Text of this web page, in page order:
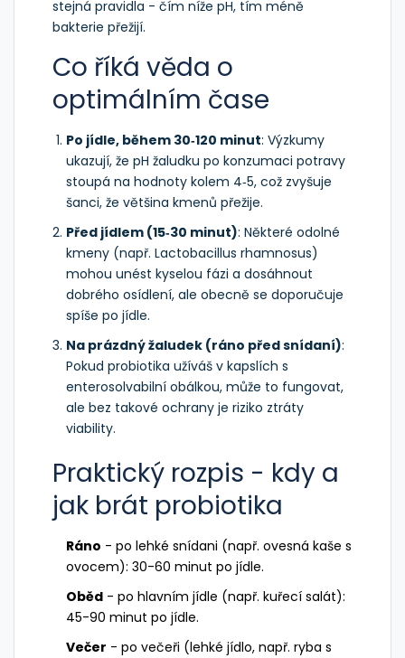
stejná pravidla - čím níže pH, tím méně
bakterie přežijí.
Co říká věda o
optimálním čase
Po jídle, během 30‑120 minut: Výzkumy
ukazují, že pH žaludku po konzumaci potravy
stoupá na hodnoty kolem 4‑5, což zvyšuje
šanci, že většina kmenů přežije.
Před jídlem (15‑30 minut): Některé odolné
kmeny (např. Lactobacillus rhamnosus)
mohou unést kyselou fázi a dosáhnout
dobrého osídlení, ale obecně se doporučuje
spíše po jídle.
Na prázdný žaludek (ráno před snídaní):
Pokud probiotika užíváš v kapslích s
enterosolvabilní obálkou, může to fungovat,
ale bez takové ochrany je riziko ztráty
viability.
Praktický rozpis - kdy a
jak brát probiotika
Ráno - po lehké snídani (např. ovesná kaše s
ovocem): 30-60 minut po jídle.
Oběd - po hlavním jídle (např. kuřecí salát):
45-90 minut po jídle.
Večer - po večeři (lehké jídlo, např. ryba s